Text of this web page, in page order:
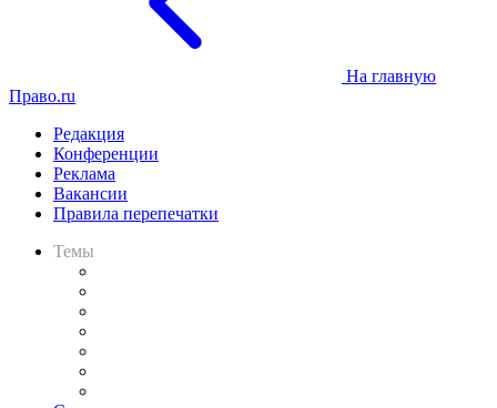
На главную
Право.ru
Редакция
Конференции
Реклама
Вакансии
Правила перепечатки
Темы